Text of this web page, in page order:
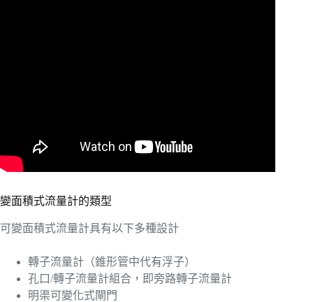
變面積式流量計的類型
可變面積式流量計具有以下多種設計
轉子流量計（錐形管中代有浮子）
孔口/轉子流量計組合，即旁路轉子流量計
明渠可變化式閘門